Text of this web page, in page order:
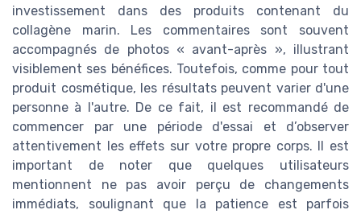
investissement dans des produits contenant du
collagène marin. Les commentaires sont souvent
accompagnés de photos « avant-après », illustrant
visiblement ses bénéfices. Toutefois, comme pour tout
produit cosmétique, les résultats peuvent varier d'une
personne à l'autre. De ce fait, il est recommandé de
commencer par une période d'essai et d’observer
attentivement les effets sur votre propre corps. Il est
important de noter que quelques utilisateurs
mentionnent ne pas avoir perçu de changements
immédiats, soulignant que la patience est parfois